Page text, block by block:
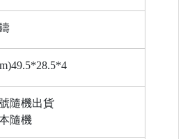
隨機出貨
隨機